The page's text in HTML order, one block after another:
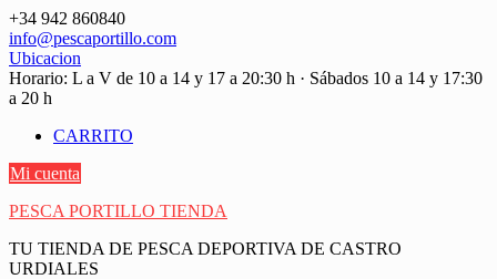
Saltar
contenido
+34 942 860840
info@pescaportillo.com
Ubicacion
Horario: L a V de 10 a 14 y 17 a 20:30 h · Sábados 10 a 14 y 17:30
a 20 h
CARRITO
Mi cuenta
PESCA PORTILLO TIENDA
TU TIENDA DE PESCA DEPORTIVA DE CASTRO
URDIALES